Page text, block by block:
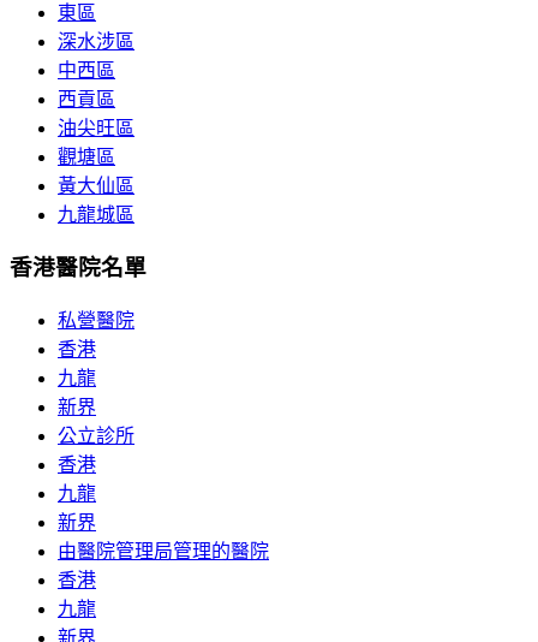
東區
深水涉區
中西區
西貢區
油尖旺區
觀塘區
黃大仙區
九龍城區
香港醫院名單
私營醫院
香港
九龍
新界
公立診所
香港
九龍
新界
由醫院管理局管理的醫院
香港
九龍
新界